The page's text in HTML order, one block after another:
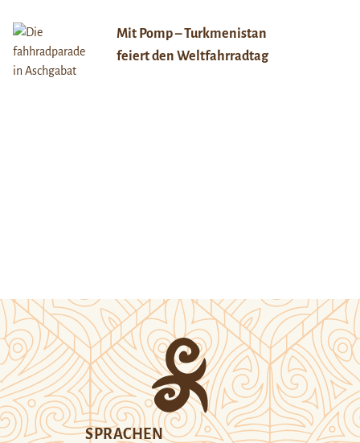
Mit Pomp – Turkmenistan
feiert den Weltfahrradtag
SPRACHEN